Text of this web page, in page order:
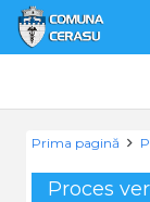
Prima pagină
Proces